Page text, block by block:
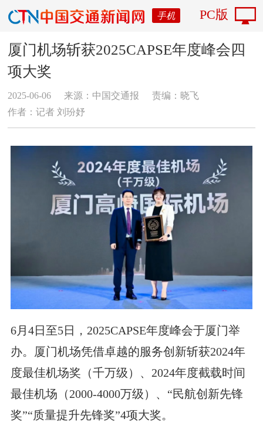
手机 PC版
厦门机场斩获2025CAPSE年度峰会四
项大奖
2025-06-06 来源：中国交通报
责编：晓飞
作者：记者 刘玢妤
6月4日至5日，2025CAPSE年度峰会于厦门举
办。厦门机场凭借卓越的服务创新斩获2024年
度最佳机场奖（千万级）、2024年度截载时间
最佳机场（2000-4000万级）、“民航创新先锋
奖”“质量提升先锋奖”4项大奖。